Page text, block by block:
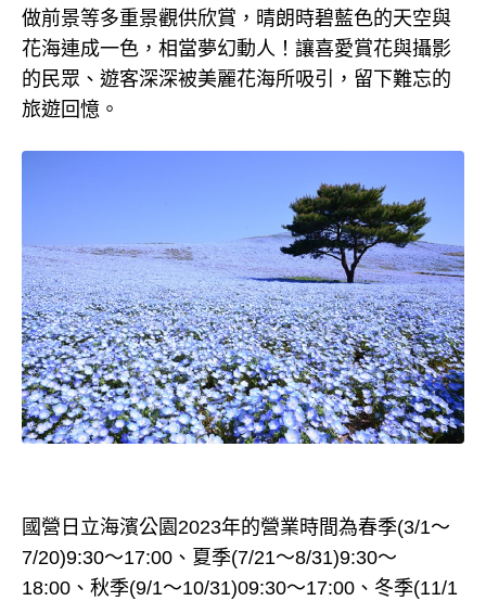
做前景等多重景觀供欣賞，晴朗時碧藍色的天空與
花海連成一色，相當夢幻動人！讓喜愛賞花與攝影
的民眾、遊客深深被美麗花海所吸引，留下難忘的
旅遊回憶。
國營日立海濱公園2023年的營業時間為春季(3/1～
7/20)9:30～17:00、夏季(7/21～8/31)9:30～
18:00、秋季(9/1～10/31)09:30～17:00、冬季(11/1